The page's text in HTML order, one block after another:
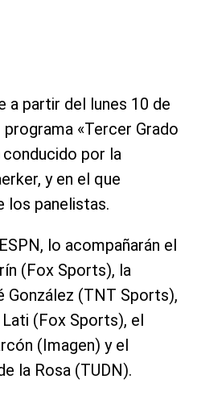
a partir del lunes 10 de
«Tercer Grado
por la
y en el que
los panelistas.
lo acompañarán el
(Fox Sports), la
González (TNT Sports),
(Fox Sports), el
(Imagen) y el
la Rosa (TUDN).